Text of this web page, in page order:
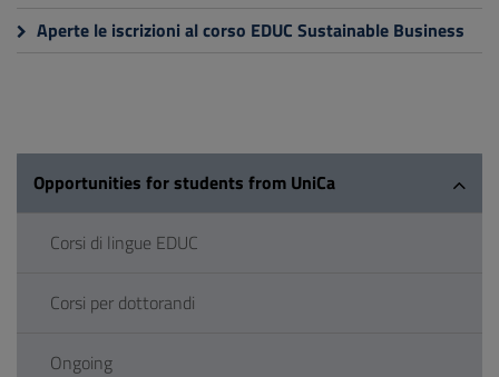
Aperte le iscrizioni al corso EDUC Sustainable Business
Opportunities for students from UniCa
Corsi di lingue EDUC
Corsi per dottorandi
Ongoing